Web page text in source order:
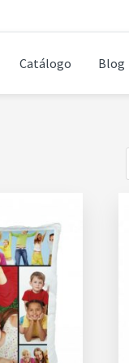
Catálogo Blog